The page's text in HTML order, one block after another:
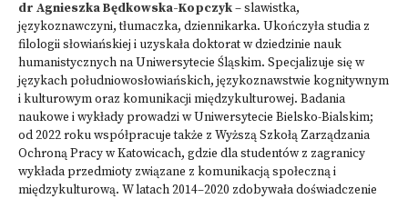
dr Agnieszka Będkowska-Kopczyk– slawistka,
językoznawczyni, tłumaczka, dziennikarka. Ukończyła studia z
filologii słowiańskiej i uzyskała doktorat w dziedzinie nauk
humanistycznych na Uniwersytecie Śląskim. Specjalizuje się w
językach południowosłowiańskich, językoznawstwie kognitywnym
i kulturowym oraz komunikacji międzykulturowej. Badania
naukowe i wykłady prowadzi w Uniwersytecie Bielsko-Bialskim;
od 2022 roku współpracuje także z Wyższą Szkołą Zarządzania
Ochroną Pracy w Katowicach, gdzie dla studentów z zagranicy
wykłada przedmioty związane z komunikacją społeczną i
międzykulturową. W latach 2014–2020 zdobywała doświadczenie